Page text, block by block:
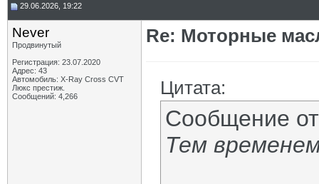
29.06.2026, 19:22
Never
Продвинутый
Регистрация: 23.07.2020
Адрес: 43
Автомобиль: X-Ray Cross CVT
Люкс престиж.
Сообщений: 4,266
Re: Моторные
Цитата:
Сообщение
Тем